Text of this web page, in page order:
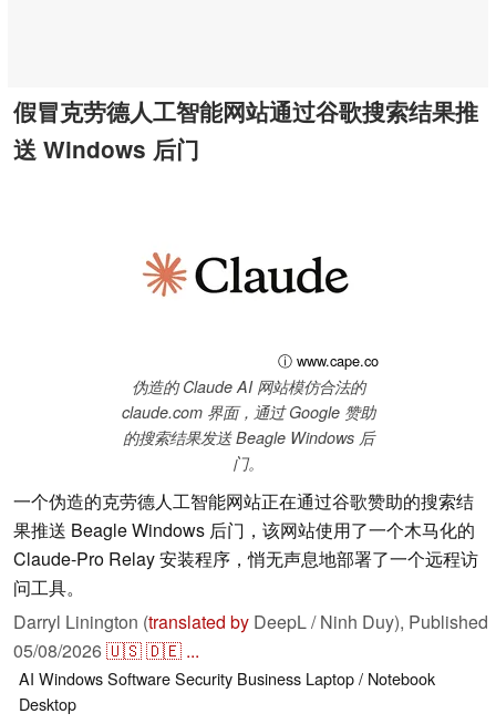
假冒克劳德人工智能网站通过谷歌搜索结果推
送 Windows 后门
ⓘ www.cape.co
伪造的 Claude AI 网站模仿合法的
claude.com 界面，通过 Google 赞助
的搜索结果发送 Beagle Windows 后
门。
一个伪造的克劳德人工智能网站正在通过谷歌赞助的搜索结
果推送 Beagle Windows 后门，该网站使用了一个木马化的
Claude-Pro Relay 安装程序，悄无声息地部署了一个远程访
问工具。
Darryl Linington (translated by DeepL / Ninh Duy), Published
05/08/2026🇺🇸🇩🇪 ...
AI WindowsSoftwareSecurity Business Laptop / Notebook
Desktop